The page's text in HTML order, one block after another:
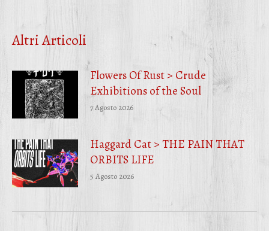
WhatsApp
Altri Articoli
Flowers Of Rust > Crude
Exhibitions of the Soul
7 Agosto 2026
Haggard Cat > THE PAIN THAT
ORBITS LIFE
5 Agosto 2026